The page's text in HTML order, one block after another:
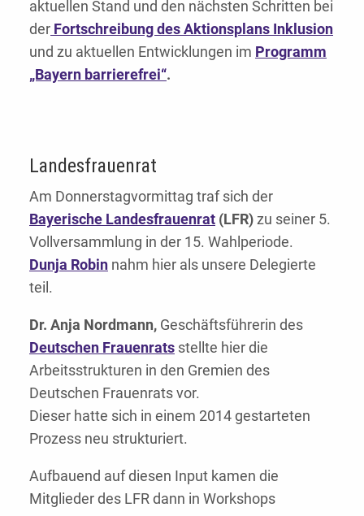
aktuellen Stand und den nächsten Schritten bei
der Fortschreibung des Aktionsplans Inklusion
und zu aktuellen Entwicklungen im Programm
„Bayern barrierefrei“.
Landesfrauenrat
Am Donnerstagvormittag traf sich der
Bayerische Landesfrauenrat (LFR)zu seiner 5.
Vollversammlung in der 15. Wahlperiode.
Dunja Robin nahm hier als unsere Delegierte
teil.
Dr. Anja Nordmann, Geschäftsführerin des
Deutschen Frauenrats stellte hier die
Arbeitsstrukturen in den Gremien des
Deutschen Frauenrats vor.
Dieser hatte sich in einem 2014 gestarteten
Prozess neu strukturiert.
Aufbauend auf diesen Input kamen die
Mitglieder des LFR dann in Workshops